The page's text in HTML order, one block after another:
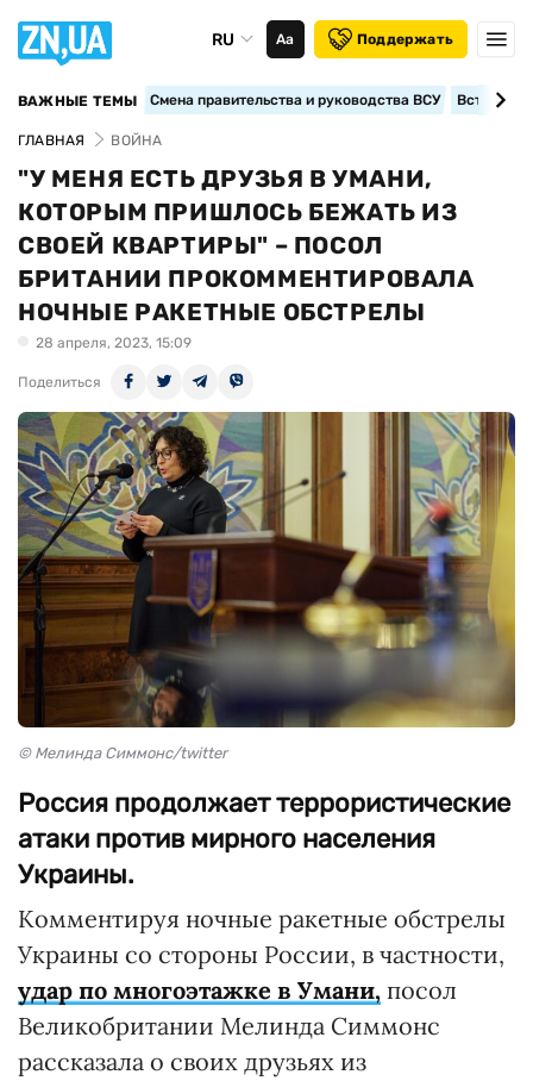
RU Аа Поддержать
ВАЖНЫЕ ТЕМЫ Смена правительства и руководства ВСУ
ГЛАВНАЯ ВОЙНА
"У МЕНЯ ЕСТЬ ДРУЗЬЯ В УМАНИ,
КОТОРЫМ ПРИШЛОСЬ БЕЖАТЬ ИЗ
СВОЕЙ КВАРТИРЫ" – ПОСОЛ
БРИТАНИИ ПРОКОММЕНТИРОВАЛА
НОЧНЫЕ РАКЕТНЫЕ ОБСТРЕЛЫ
28 апреля, 2023, 15:09
Поделиться
© Мелинда Симмонс/twitter
Россия продолжает террористические
атаки против мирного населения
Украины.
Комментируя ночные ракетные обстрелы
Украины со стороны России, в частности,
удар по многоэтажке в Умани, посол
Великобритании Мелинда Симмонс
рассказала о своих друзьях из